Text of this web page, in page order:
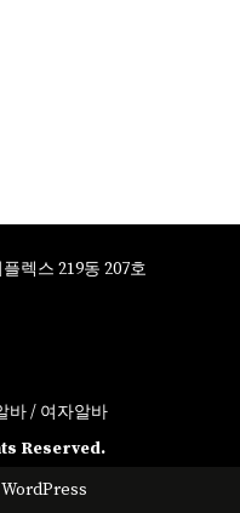
렉스 219동 207호
바/ 여자알바
Reserved.
WordPress